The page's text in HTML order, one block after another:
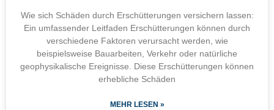
Wie sich Schäden durch Erschütterungen versichern lassen:
Ein umfassender Leitfaden Erschütterungen können durch
verschiedene Faktoren verursacht werden, wie
beispielsweise Bauarbeiten, Verkehr oder natürliche
geophysikalische Ereignisse. Diese Erschütterungen können
erhebliche Schäden
MEHR LESEN »